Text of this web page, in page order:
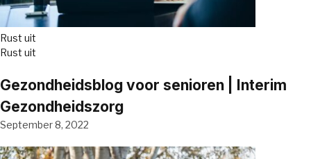
Rust uit
Rust uit
Gezondheidsblog voor senioren | Interim
Gezondheidszorg
September 8, 2022